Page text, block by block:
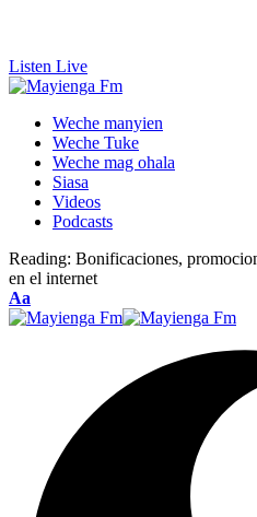
Listen Live
Weche manyien
Weche Tuke
Weche mag ohala
Siasa
Videos
Podcasts
Reading: Bonificaciones,
en el internet
Font
Resizer
Aa